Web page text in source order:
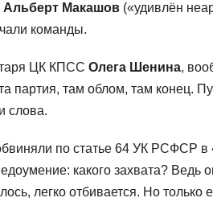
Альберт Макашов («удивлён
команды.
ЦК КПСС Олега Шенина,
партия, там облом, там конец.
слова.
по статье 64 УК РСФСР в
какого захвата? Ведь
легко отбивается. Но